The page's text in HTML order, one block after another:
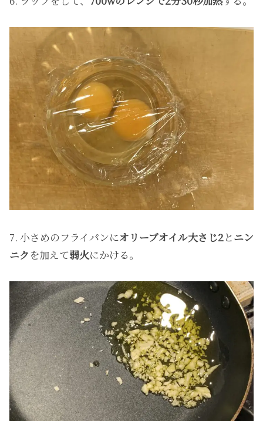
7. 小さめのフライパンにオリーブオイル大さじ2とニン
ニク を加えて弱火にかける。